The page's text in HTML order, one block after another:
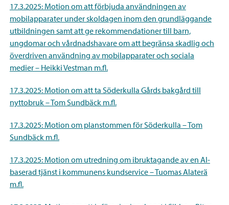
17.3.2025: Motion om att förbjuda användningen av
mobilapparater under skoldagen inom den grundläggande
utbildningen samt att ge rekommendationer till barn,
ungdomar och vårdnadshavare om att begränsa skadlig och
överdriven användning av mobilapparater och sociala
medier – Heikki Vestman m.fl.
17.3.2025: Motion om att ta Söderkulla Gårds bakgård till
nyttobruk – Tom Sundbäck m.fl.
17.3.2025: Motion om planstommen för Söderkulla – Tom
Sundbäck m.fl.
17.3.2025: Motion om utredning om ibruktagande av en AI-
baserad tjänst i kommunens kundservice – Tuomas Alaterä
m.fl.